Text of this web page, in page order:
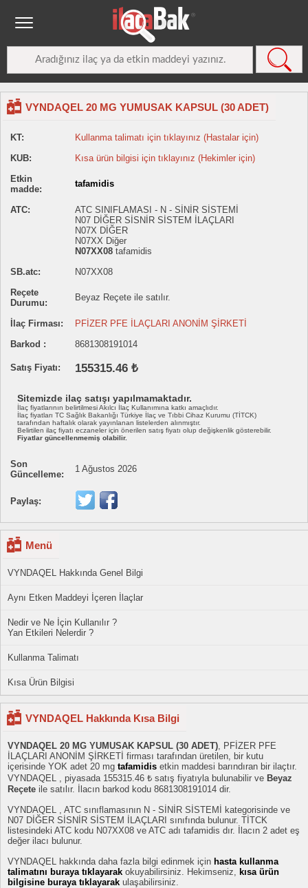
VYNDAQEL 20 MG YUMUSAK KAPSUL (30 ADET)
KT:
Kullanma talimatı için tıklayınız (Hastalar için)
KUB:
Kısa ürün bilgisi için tıklayınız (Hekimler için)
Etkin
madde:
tafamidis
ATC:
ATC SINIFLAMASI - N - SİNİR SİSTEMİ
N07 DİĞER SİSNİR SİSTEM İLAÇLARI
N07X DİĞER
N07XX Diğer
N07XX08 tafamidis
SB.atc:
N07XX08
Reçete
Durumu:
Beyaz Reçete ile satılır.
İlaç Firması:
PFİZER PFE İLAÇLARI ANONİM ŞİRKETİ
Barkod :
8681308191014
Satış Fiyatı: 155315.46 ₺
Sitemizde ilaç satışı yapılmamaktadır.
İlaç fiyatlarının belirtilmesi Akılcı İlaç Kullanımına katkı amaçlıdır.
İlaç fiyatları TC Sağlık Bakanlığı Türkiye İlaç ve Tıbbi Cihaz Kurumu (TİTCK)
tarafından haftalık olarak yayınlanan listelerden alınmıştır.
Belirtilen ilaç fiyatı eczaneler için önerilen satış fiyatı olup değişkenlik gösterebilir.
Fiyatlar güncellenmemiş olabilir.
Son
Güncelleme:
1 Ağustos 2026
Paylaş:
Menü
VYNDAQEL Hakkında Genel Bilgi
Aynı Etken Maddeyi İçeren İlaçlar
Nedir ve Ne İçin Kullanılır ?
Yan Etkileri Nelerdir ?
Kullanma Talimatı
Kısa Ürün Bilgisi
VYNDAQEL Hakkında Kısa Bilgi
VYNDAQEL 20 MG YUMUSAK KAPSUL (30 ADET), PFİZER PFE
İLAÇLARI ANONİM ŞİRKETİ firması tarafından üretilen, bir kutu
içerisinde YOK adet 20 mg tafamidis etkin maddesi barındıran bir ilaçtır.
VYNDAQEL , piyasada 155315.46 ₺ satış fiyatıyla bulunabilir ve Beyaz
Reçete ile satılır. İlacın barkod kodu 8681308191014 dir.
VYNDAQEL , ATC sınıflamasının N - SİNİR SİSTEMİ kategorisinde ve
N07 DİĞER SİSNİR SİSTEM İLAÇLARI sınıfında bulunur. TİTCK
listesindeki ATC kodu N07XX08 ve ATC adı tafamidis dır. İlacın 2 adet eş
değer ilacı bulunur.
VYNDAQEL hakkında daha fazla bilgi edinmek için hasta kullanma
talimatını buraya tıklayarak okuyabilirsiniz. Hekimseniz, kısa ürün
bilgisine buraya tıklayarak ulaşabilirsiniz.